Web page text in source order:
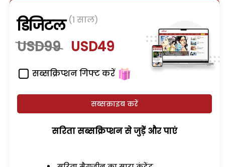
डिजिटल (1 साल)
USD99 USD49
सब्सक्रिप्शन गिफ्ट करें
सब्सक्राइब करें
सरिता सब्सक्रिप्शन से जुड़ेें और पाएं